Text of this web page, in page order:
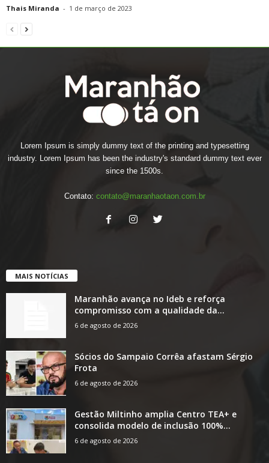
Thais Miranda - 1 de março de 2023
Lorem Ipsum is simply dummy text of the printing and typesetting
industry. Lorem Ipsum has been the industry's standard dummy text ever
since the 1500s.
Contato: contato@maranhaotaon.com.br
MAIS NOTÍCIAS
Maranhão avança no Ideb e reforça
compromisso com a qualidade da...
6 de agosto de 2026
Sócios do Sampaio Corrêa afastam Sérgio
Frota
6 de agosto de 2026
Gestão Miltinho amplia Centro TEA+ e
consolida modelo de inclusão 100%...
6 de agosto de 2026